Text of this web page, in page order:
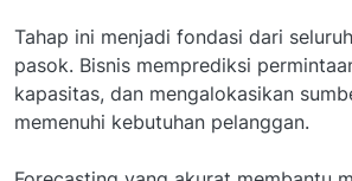
Tahap ini menjadi fondasi dari
pasok. Bisnis memprediksi
kapasitas, dan mengalokasikan
memenuhi kebutuhan pelanggan.